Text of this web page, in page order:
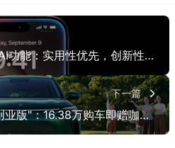
享 QQ空间
朋友网
豆瓣
股吧
iOS 18.4中文版上线苹果AI功能：实用性优先，创新性有限
下一篇
蓝电E5 PLUS推出"咖啡创业版"：16.38万购车即赠咖啡店创业支持